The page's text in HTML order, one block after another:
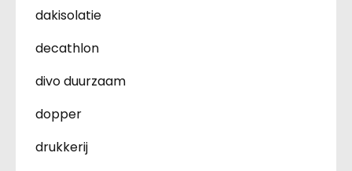
dakisolatie
decathlon
divo duurzaam
dopper
drukkerij